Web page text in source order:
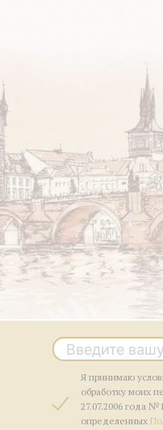
Я принимаю
обработку моих
27.07.2006 года
определенных